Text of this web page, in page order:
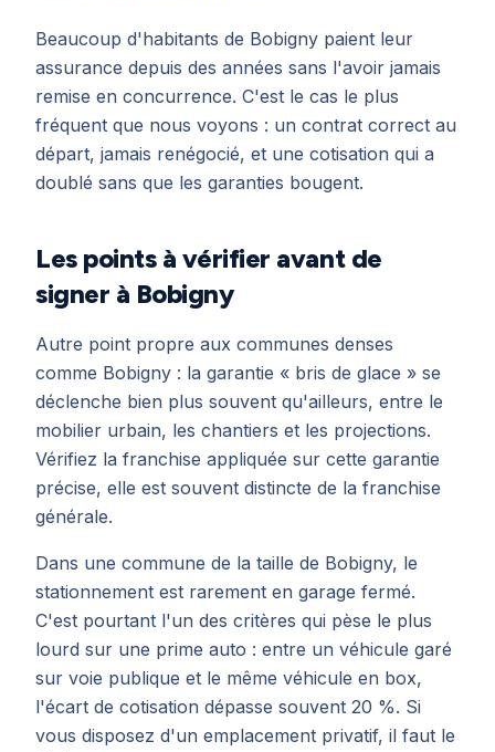
Beaucoup d'habitants de Bobigny paient leur
assurance depuis des années sans l'avoir jamais
remise en concurrence. C'est le cas le plus
fréquent que nous voyons : un contrat correct au
départ, jamais renégocié, et une cotisation qui a
doublé sans que les garanties bougent.
Les points à vérifier avant de
signer à Bobigny
Autre point propre aux communes denses
comme Bobigny : la garantie « bris de glace » se
déclenche bien plus souvent qu'ailleurs, entre le
mobilier urbain, les chantiers et les projections.
Vérifiez la franchise appliquée sur cette garantie
précise, elle est souvent distincte de la franchise
générale.
Dans une commune de la taille de Bobigny, le
stationnement est rarement en garage fermé.
C'est pourtant l'un des critères qui pèse le plus
lourd sur une prime auto : entre un véhicule garé
sur voie publique et le même véhicule en box,
l'écart de cotisation dépasse souvent 20 %. Si
vous disposez d'un emplacement privatif, il faut le